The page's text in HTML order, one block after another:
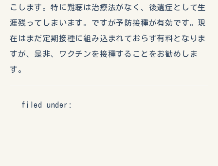
こします。特に難聴は治療法がなく、後遺症として生
涯残ってしまいます。ですが予防接種が有効です。現
在はまだ定期接種に組み込まれておらず有料となりま
すが、是非、ワクチンを接種することをお勧めしま
す。
filed under: